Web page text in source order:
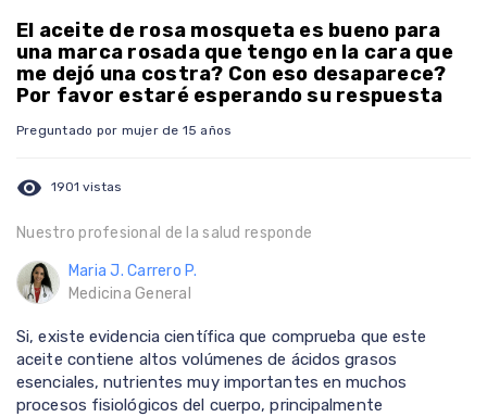
El aceite de rosa mosqueta es bueno para
una marca rosada que tengo en la cara que
me dejó una costra? Con eso desaparece?
Por favor estaré esperando su respuesta
Preguntado por mujer de 15 años
visibility 1901 vistas
Nuestro profesional de la salud responde
Maria J. Carrero P.
Medicina General
Si, existe evidencia científica que comprueba que este
aceite contiene altos volúmenes de ácidos grasos
esenciales, nutrientes muy importantes en muchos
procesos fisiológicos del cuerpo, principalmente